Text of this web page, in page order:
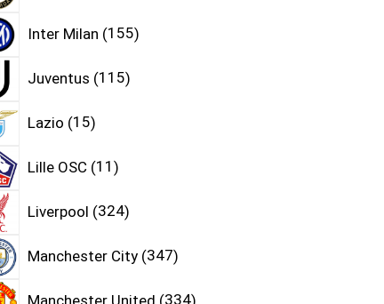
Inter Milan 155
Juventus 115
Lazio 15
Lille OSC 11
Liverpool 324
Manchester City 347
Manchester United 334